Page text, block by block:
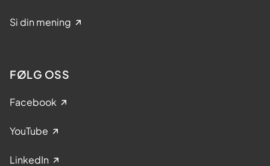
Si din mening
FØLG OSS
Facebook
YouTube
LinkedIn